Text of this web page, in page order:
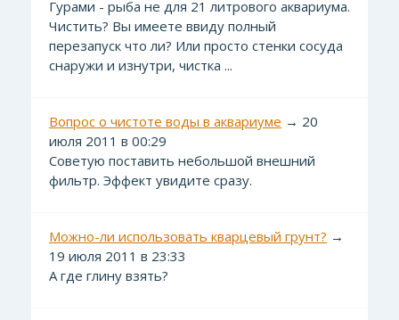
Гурами - рыба не для 21 литрового аквариума.
Чистить? Вы имеете ввиду полный
перезапуск что ли? Или просто стенки сосуда
снаружи и изнутри, чистка ...
Вопрос о чистоте воды в аквариуме → 20
июля 2011 в 00:29
Советую поставить небольшой внешний
фильтр. Эффект увидите сразу.
Можно-ли использовать кварцевый грунт? →
19 июля 2011 в 23:33
А где глину взять?